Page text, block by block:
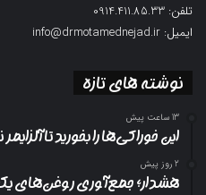
تلفن: 0914.411.85.33
ایمیل: info@drmotamednejad.ir
نوشته های تازه
13 ساعت پیش
این خوراکی‌ها را بخورید تا آلزایمر
2 روز پیش
هشدار؛ جمع‌آوری روغن‌های یک